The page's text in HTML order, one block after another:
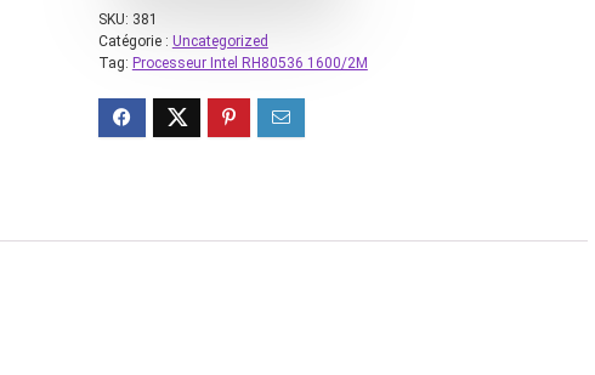
SKU: 381
Catégorie : Uncategorized
Tag: Processeur Intel RH80536 1600/2M